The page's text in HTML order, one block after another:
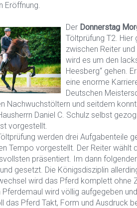
Eröffnung.
Der Donnerstag
Töltprüfung T2.
zwischen Reiter und
wird es um den
Heesberg“ gehen.
eine enorme
Deutschen
Nachwuchstöltern und seitdem
Daniel C. Schulz selbst
vorgestellt.
werden drei Aufgabenteile
Tempo vorgestellt. Der Reiter wählt
präsentiert. Im dann
gesetzt. Die Königsdisziplin
wird das Pferd komplett ohne
wird völlig aufgegeben
das Pferd Takt, Form und Ausdruck